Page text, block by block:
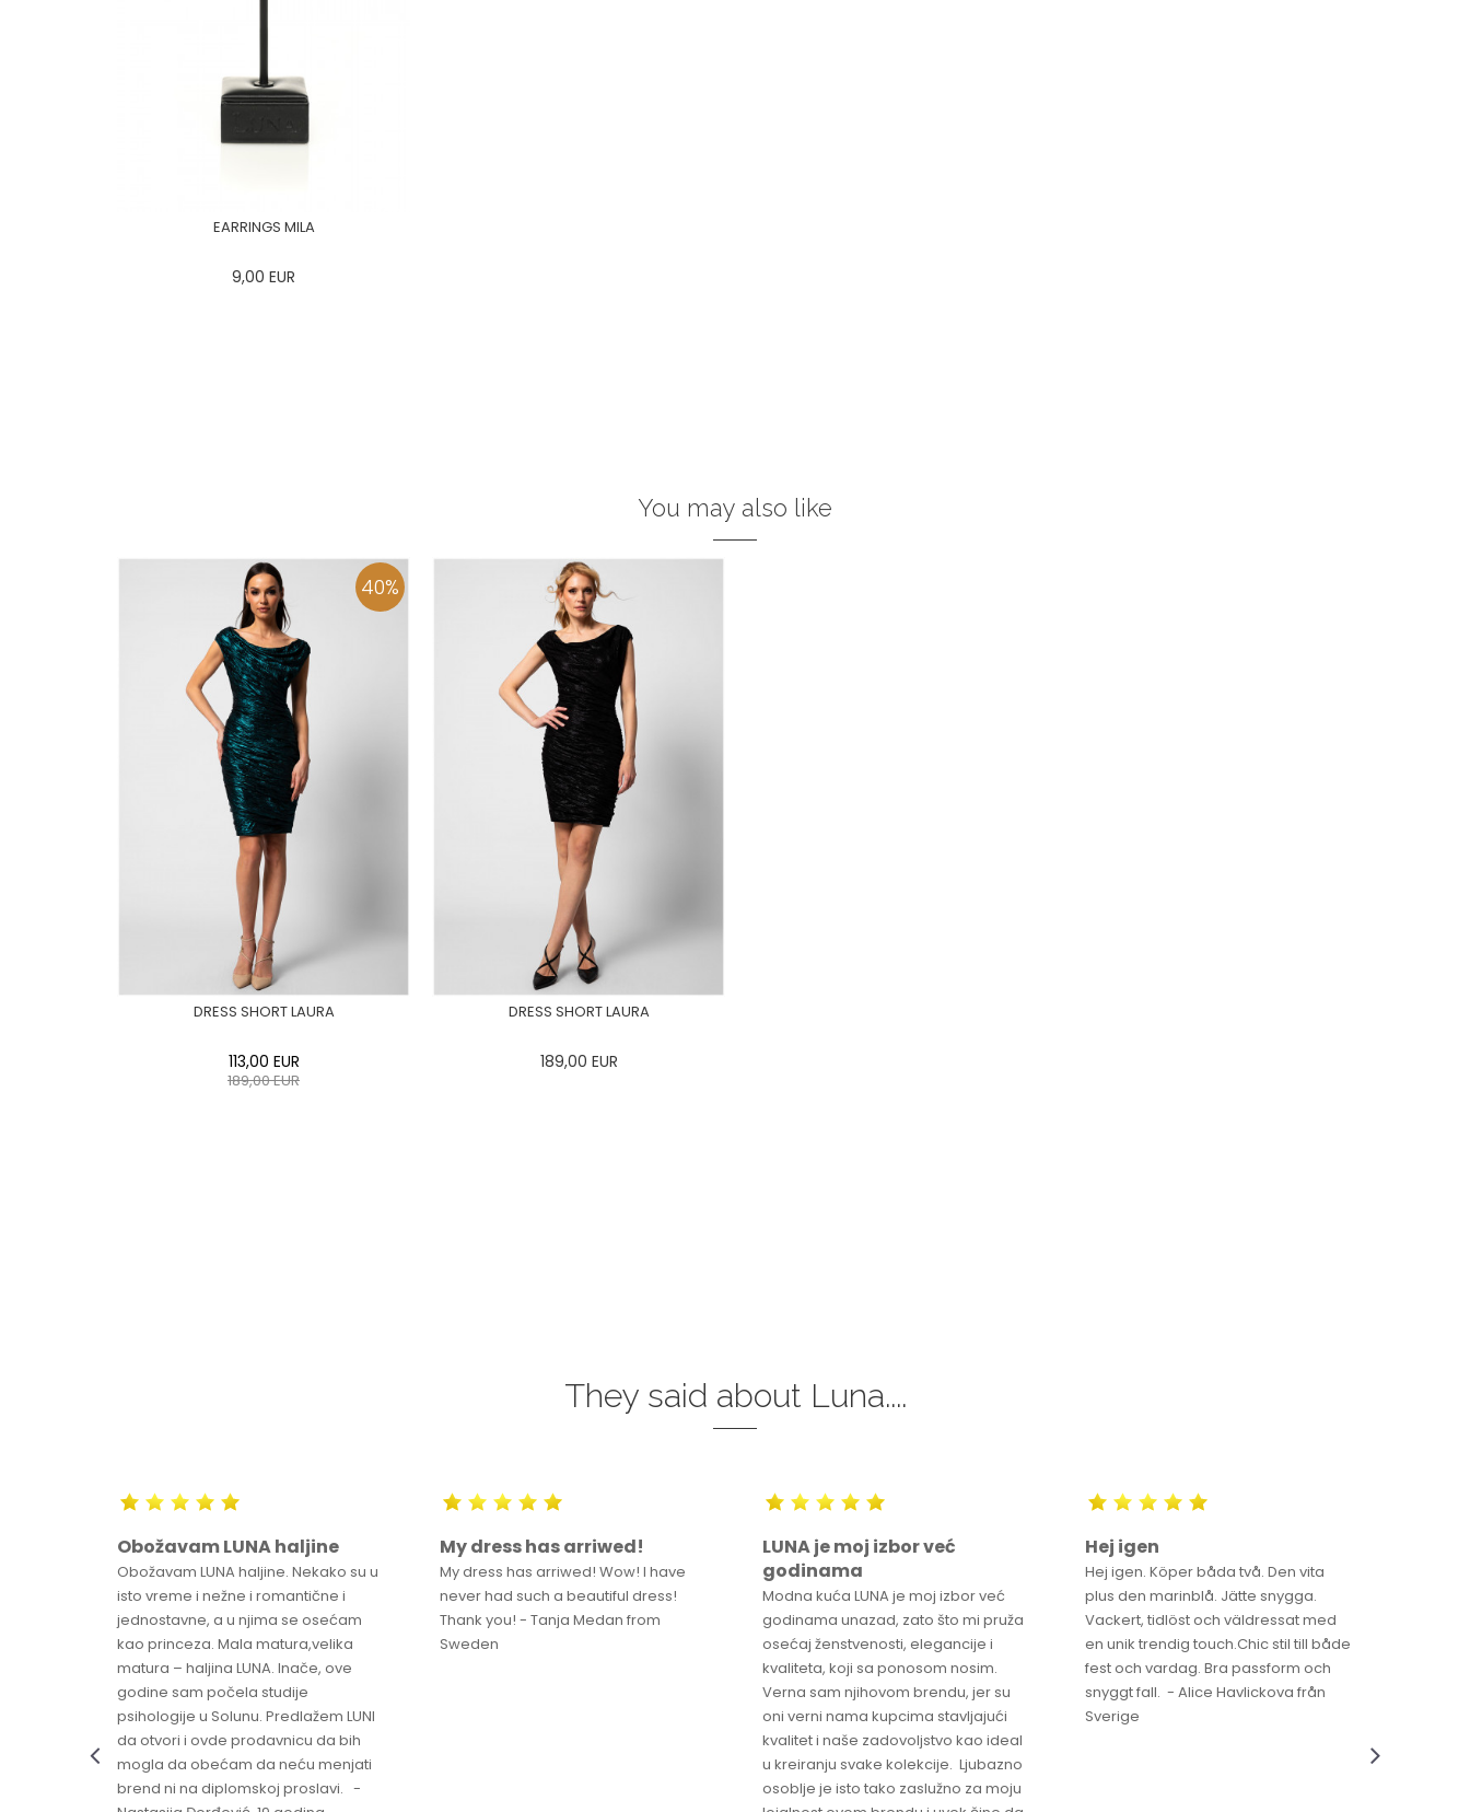
EARRINGS MILA
9,00 EUR
You may also like
40%
DRESS SHORT LAURA
113,00 EUR
189,00EUR
DRESS SHORT LAURA
189,00 EUR
They said about Luna....
Obožavam LUNA haljine
Obožavam LUNA haljine. Nekako su u
isto vreme i nežne i romantične i
jednostavne, a u njima se osećam
kao princeza. Mala matura,velika
matura – haljina LUNA. Inače, ove
godine sam počela studije
psihologije u Solunu. Predlažem LUNI
da otvori i ovde prodavnicu da bih
mogla da obećam da neću menjati
brend ni na diplomskoj proslavi. -
My dress has arriwed!
My dress has arriwed! Wow! I have
never had such a beautiful dress!
Thank you! - Tanja Medan from
Sweden
LUNA je moj izbor već
godinama
Modna kuća LUNA je moj izbor već
godinama unazad, zato što mi pruža
osećaj ženstvenosti, elegancije i
kvaliteta, koji sa ponosom nosim.
Verna sam njihovom brendu, jer su
oni verni nama kupcima stavljajući
kvalitet i naše zadovoljstvo kao ideal
u kreiranju svake kolekcije. Ljubazno
osoblje je isto tako zaslužno za moju
Hej igen
Hej igen. Köper båda två. Den vita
plus den marinblå. Jätte snygga.
Vackert, tidlöst och väldressat med
en unik trendig touch.Chic stil till både
fest och vardag. Bra passform och
snyggt fall. - Alice Havlickova från
Sverige